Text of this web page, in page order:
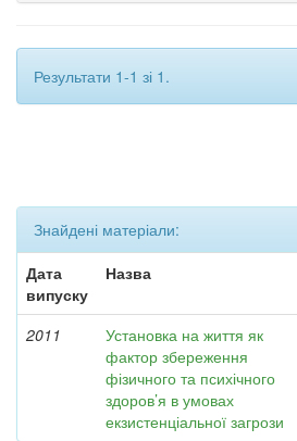
Результати 1-1 зі 1.
Знайдені матеріали:
Дата
випуску
Назва
2011
Установка на життя як
фактор збереження
фізичного та психічного
здоров’я в умовах
екзистенціальної загрози